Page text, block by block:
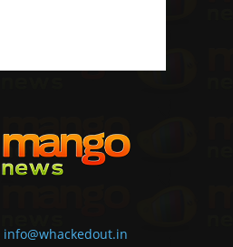
info@whackedout.in